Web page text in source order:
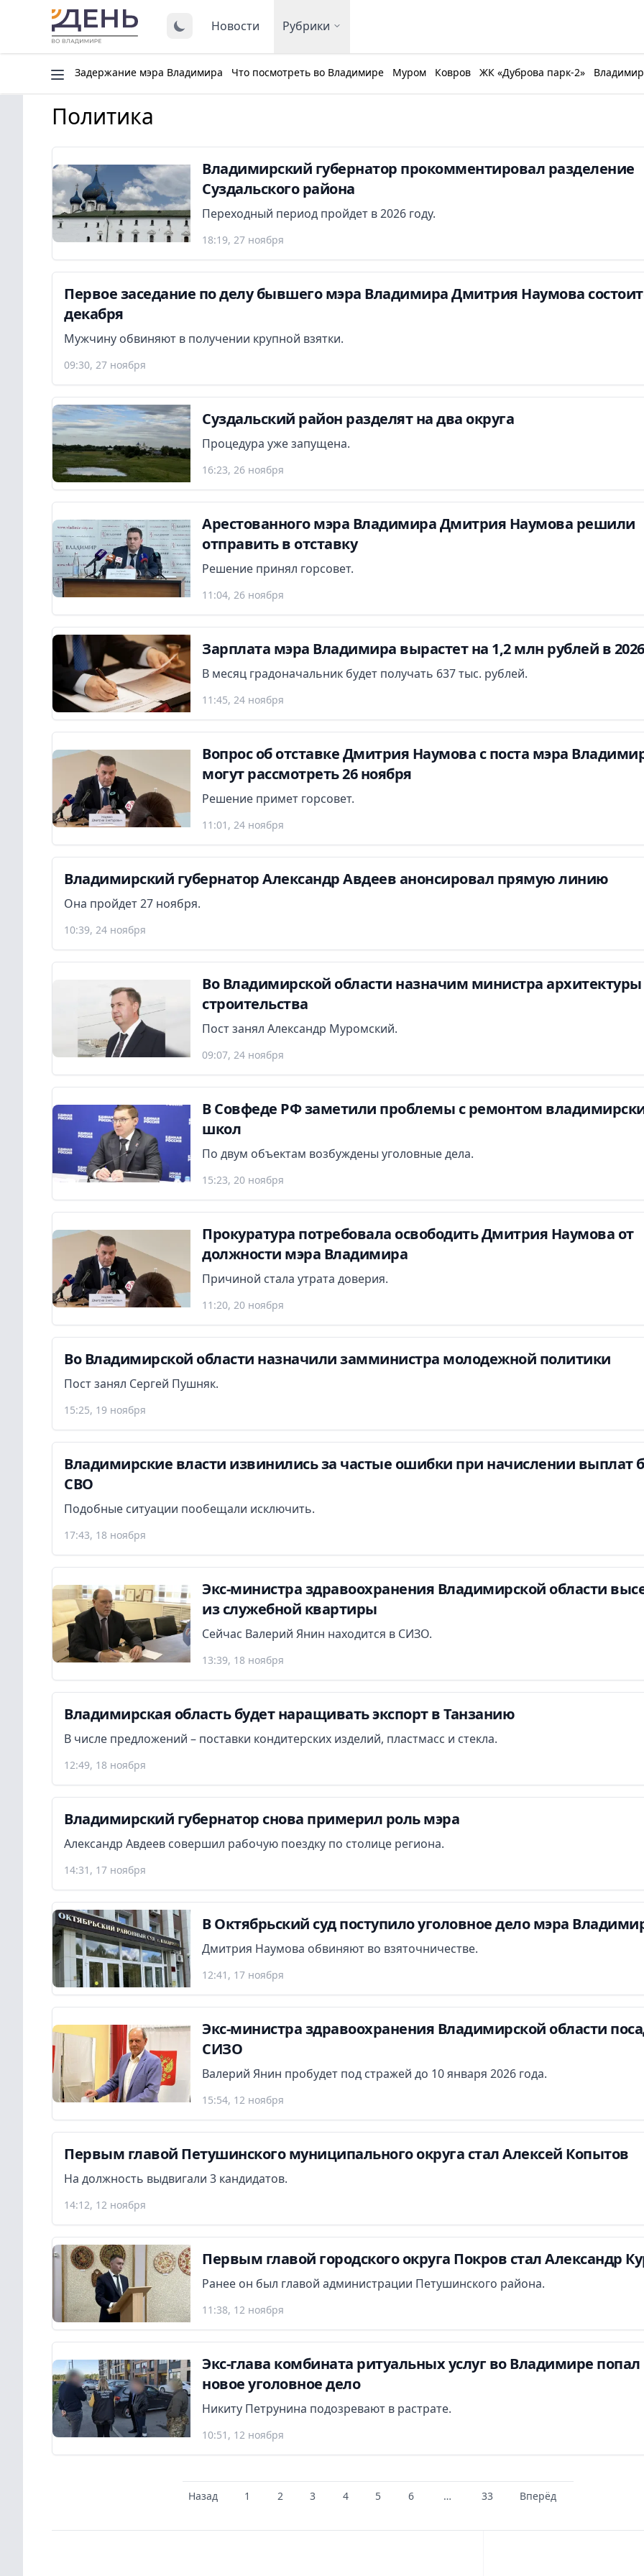
Новости Рубрики
Задержание мэра Владимира Что посмотреть во Владимире Муром Ковров ЖК «Дуброва парк-2»
Политика
Владимирский губернатор прокомментировал разделение
Суздальского района
Переходный период пройдет в 2026 году.
18:19, 27 ноября
Первое заседание по делу бывшего мэра Владимира Дмитрия Наумова
декабря
Мужчину обвиняют в получении крупной взятки.
09:30, 27 ноября
Суздальский район разделят на два округа
Процедура уже запущена.
16:23, 26 ноября
Арестованного мэра Владимира Дмитрия Наумова решили
отправить в отставку
Решение принял горсовет.
11:04, 26 ноября
Зарплата мэра Владимира вырастет на 1,2 млн рублей в
В месяц градоначальник будет получать 637 тыс. рублей.
11:45, 24 ноября
Вопрос об отставке Дмитрия Наумова с поста мэра
могут рассмотреть 26 ноября
Решение примет горсовет.
11:01, 24 ноября
Владимирский губернатор Александр Авдеев анонсировал прямую линию
Она пройдет 27 ноября.
10:39, 24 ноября
Во Владимирской области назначим министра
строительства
Пост занял Александр Муромский.
09:07, 24 ноября
В Совфеде РФ заметили проблемы с ремонтом
школ
По двум объектам возбуждены уголовные дела.
15:23, 20 ноября
Прокуратура потребовала освободить Дмитрия Наумова от
должности мэра Владимира
Причиной стала утрата доверия.
11:20, 20 ноября
Во Владимирской области назначили замминистра молодежной политики
Пост занял Сергей Пушняк.
15:25, 19 ноября
Владимирские власти извинились за частые ошибки при начислении выплат
СВО
Подобные ситуации пообещали исключить.
17:43, 18 ноября
Экс-министра здравоохранения Владимирской области
из служебной квартиры
Сейчас Валерий Янин находится в СИЗО.
13:39, 18 ноября
Владимирская область будет наращивать экспорт в Танзанию
В числе предложений – поставки кондитерских изделий, пластмасс и стекла.
12:49, 18 ноября
Владимирский губернатор снова примерил роль мэра
Александр Авдеев совершил рабочую поездку по столице региона.
14:31, 17 ноября
В Октябрьский суд поступило уголовное дело мэра
Дмитрия Наумова обвиняют во взяточничестве.
12:41, 17 ноября
Экс-министра здравоохранения Владимирской области
СИЗО
Валерий Янин пробудет под стражей до 10 января 2026 года.
15:54, 12 ноября
Первым главой Петушинского муниципального округа стал Алексей Копытов
На должность выдвигали 3 кандидатов.
14:12, 12 ноября
Первым главой городского округа Покров стал Александр
Ранее он был главой администрации Петушинского района.
11:38, 12 ноября
Экс-глава комбината ритуальных услуг во Владимире попал
новое уголовное дело
Никиту Петрунина подозревают в растрате.
10:51, 12 ноября
Назад 1 2 3 4 5 6 … 33 Вперёд